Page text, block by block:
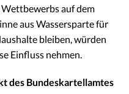
Wettbewerbs auf dem
aus Wassersparte für
bleiben, würden
Einfluss nehmen.
des Bundeskartellamtes